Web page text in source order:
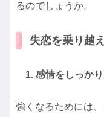
るのでしょうか。
失恋を乗り越
1. 感情をしっか
強くなるためには